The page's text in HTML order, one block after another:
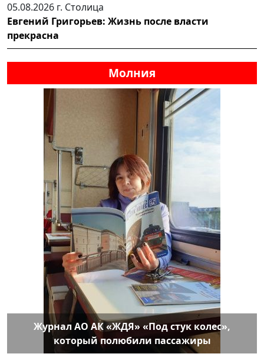
05.08.2026 г. Столица
Евгений Григорьев: Жизнь после власти
прекрасна
Молния
Журнал АО АК «ЖДЯ» «Под стук колес»,
который полюбили пассажиры